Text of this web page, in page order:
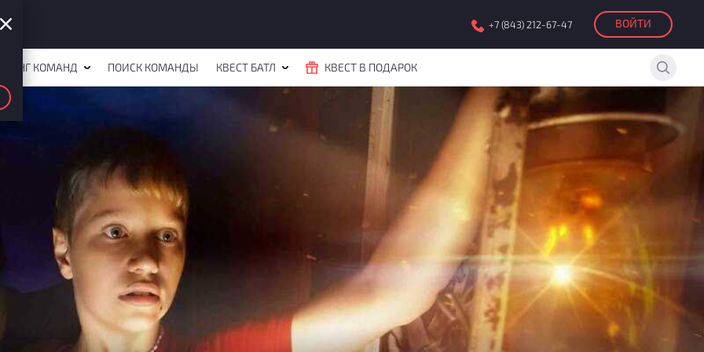
+7 (843) 212-67-47 ВОЙТИ
КОМАНД ПОИСК КОМАНДЫ КВЕСТ БАТЛ КВЕСТ В ПОДАРОК